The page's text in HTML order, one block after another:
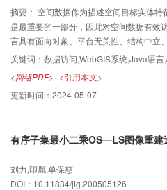
摘要： 空间数据作为描述空间目标实体
是最重要的一部分，因此对空间数据有效
言具有面向对象、平台无关性、结构中立
Java技术通过网络访问空间数据的优势
Java技术对空间数据进行有效的访问，
讨论了怎样利用Java语言的网络优势，
传送到客户端，以及使用Java Applet显示
关键词： 数据访问;WebGIS系统;Java语言;Java技术;空间数据;地理信息系统;Applet;平台无关性;实
<网络PDF> <引用本文>
更新时间： 2024-05-07
有序子集最小二乘OS—LS图像重建
刘力,印胤,单保慈
DOI：10.11834/jig.200505126